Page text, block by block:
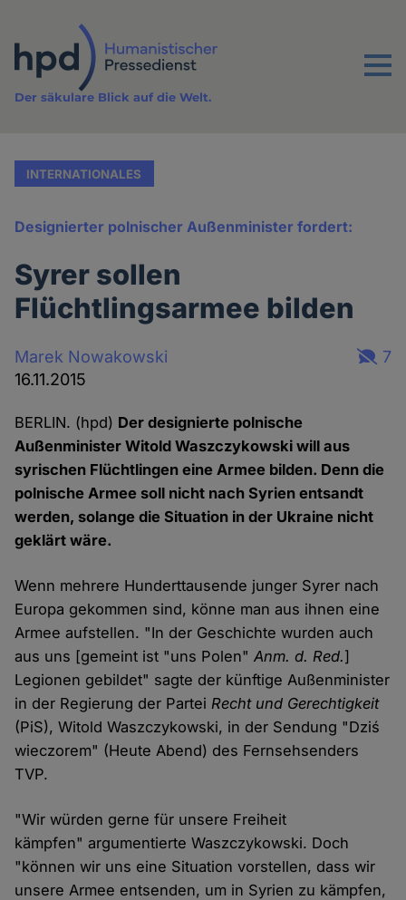
Inhalt
Menu
Der säkulare Blick auf die Welt.
INTERNATIONALES
Designierter polnischer Außenminister fordert:
Syrer sollen
Flüchtlingsarmee bilden
Marek Nowakowski
16.11.2015
7
BERLIN. (hpd) Der designierte polnische
Außenminister Witold Waszczykowski will aus
syrischen Flüchtlingen eine Armee bilden. Denn die
polnische Armee soll nicht nach Syrien entsandt
werden, solange die Situation in der Ukraine nicht
geklärt wäre.
Wenn mehrere Hunderttausende junger Syrer nach
Europa gekommen sind, könne man aus ihnen eine
Armee aufstellen. "In der Geschichte wurden auch
aus uns [gemeint ist "uns Polen"Anm. d. Red.]
Legionen gebildet" sagte der künftige Außenminister
in der Regierung der Partei Recht und Gerechtigkeit
(PiS), Witold Waszczykowski, in der Sendung "Dziś
wieczorem" (Heute Abend) des Fernsehsenders
TVP.
"Wir würden gerne für unsere Freiheit
kämpfen" argumentierte Waszczykowski. Doch
"können wir uns eine Situation vorstellen, dass wir
unsere Armee entsenden, um in Syrien zu kämpfen,